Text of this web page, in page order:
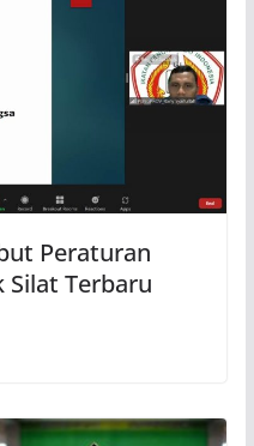
Peraturan
Silat Terbaru